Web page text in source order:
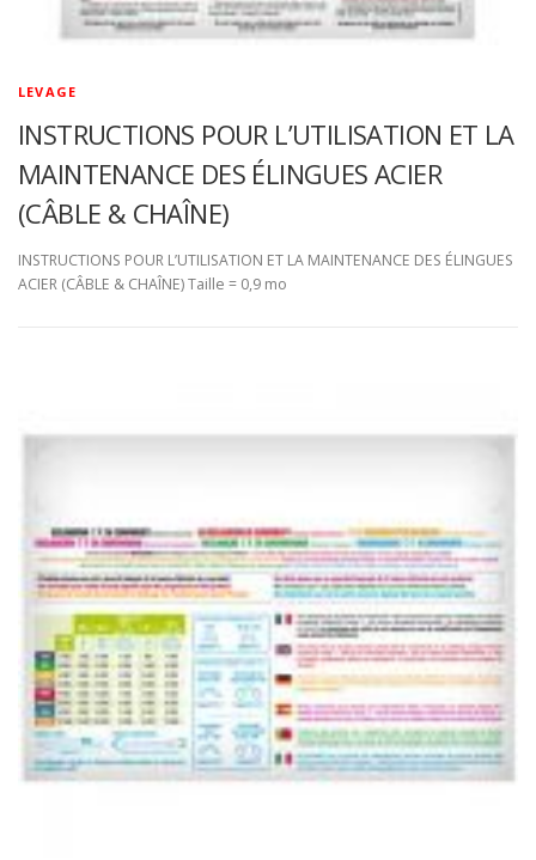
LEVAGE
INSTRUCTIONS POUR L’UTILISATION ET LA
MAINTENANCE DES ÉLINGUES ACIER
(CÂBLE & CHAÎNE)
INSTRUCTIONS POUR L’UTILISATION ET LA MAINTENANCE DES ÉLINGUES
ACIER (CÂBLE & CHAÎNE) Taille = 0,9 mo